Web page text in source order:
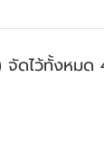
ดไว้ทั้งหมด